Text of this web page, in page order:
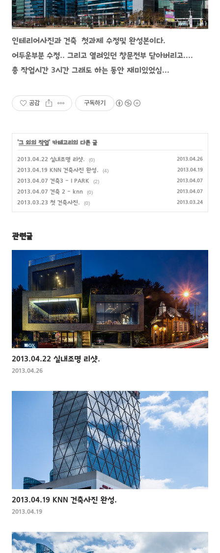
인테리어사진과 건축 첫과제 수정및 완성본이다.
어두운부분 수정.. 그리고 열려있던 창문전부 닫아버리고....
총 작업시간 3시간 그래도 하는 동안 재미있었심...
공감 구독하기
'그 외의 작업 ' 카테고리의 다른 글
2013.04.22 실내조명 리샷. (0) 2013.04.26
2013.04.19 KNN 건축사진 완성. (4) 2013.04.19
2013.04.07 건축3 - I PARK (2) 2013.04.07
2013.04.07 건축 2 - knn (0) 2013.04.07
2013.03.23 첫 건축사진. (0) 2013.03.24
관련글
2013.04.22 실내조명 리샷.
2013.04.26
2013.04.19 KNN 건축사진 완성.
2013.04.19